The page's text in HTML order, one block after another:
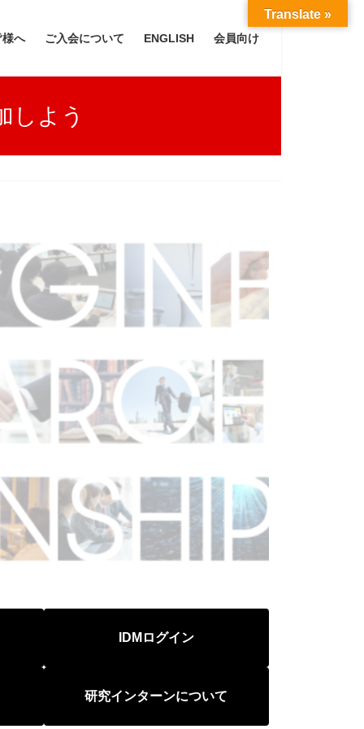
様へ ご入会について ENGLISH 会員向け
しよう
IDMログイン
研究インターンについて
Translate »